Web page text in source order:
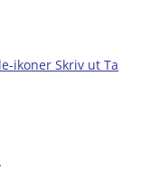
ikoner Skriv ut Ta